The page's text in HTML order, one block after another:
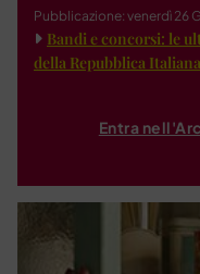
Pubblicazione: venerdì 26
Bandi e concorsi: le
della Repubblica
Entra